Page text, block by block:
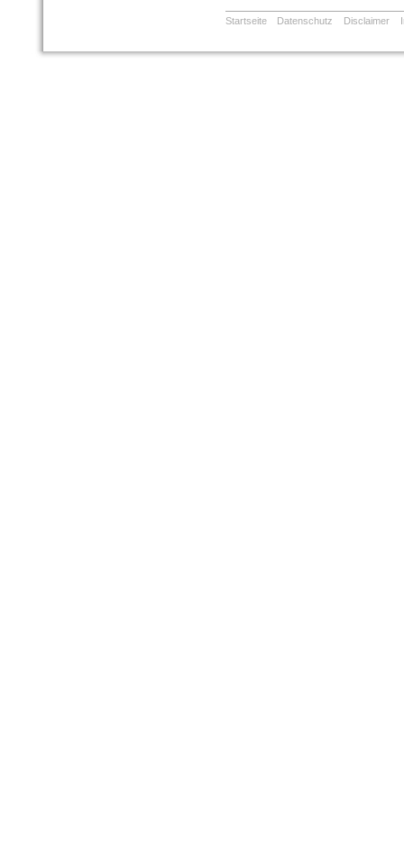
Startseite Datenschutz Disclaimer